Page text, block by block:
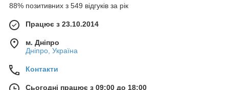
88% позитивних з 549 відгуків за рік
Працює з 23.10.2014
м. Дніпро
Дніпро, Україна
Контакти
Сьогодні працює з 09:00 до 18:00